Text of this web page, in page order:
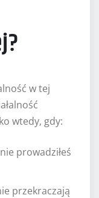
w tej
wtedy, gdy:
prowadziłeś
przekraczają